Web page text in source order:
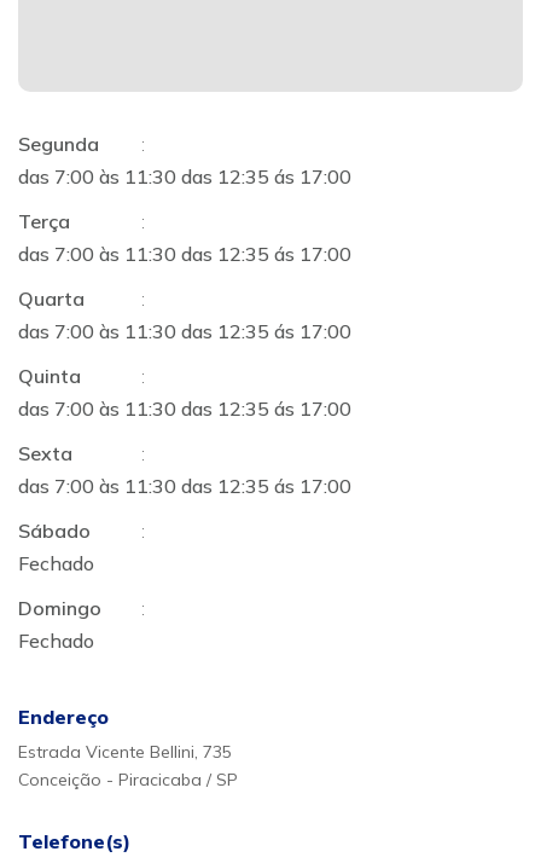
Segunda
:
das 7:00 às 11:30 das 12:35 ás 17:00
Terça
:
das 7:00 às 11:30 das 12:35 ás 17:00
Quarta
:
das 7:00 às 11:30 das 12:35 ás 17:00
Quinta
:
das 7:00 às 11:30 das 12:35 ás 17:00
Sexta
:
das 7:00 às 11:30 das 12:35 ás 17:00
Sábado
:
Fechado
Domingo
:
Fechado
Endereço
Estrada Vicente Bellini, 735
Conceição - Piracicaba / SP
Telefone(s)